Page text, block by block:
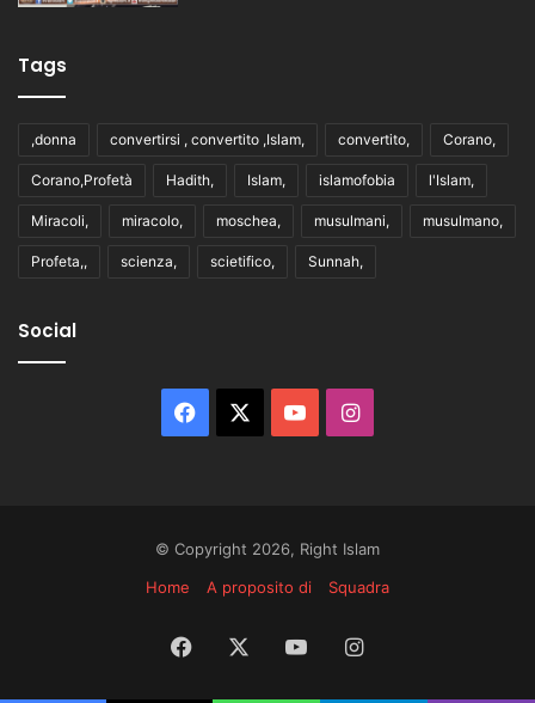
Tags
,donna convertirsi , convertito ,Islam, convertito, Corano,
Corano,Profetà Hadith, Islam, islamofobia l'Islam,
Miracoli, miracolo, moschea, musulmani, musulmano,
Profeta,, scienza, scietifico, Sunnah,
Social
Facebook
You Instagram
© Copyright 2026, Right Islam
Home
A proposito di Squadra
Facebook Instagram